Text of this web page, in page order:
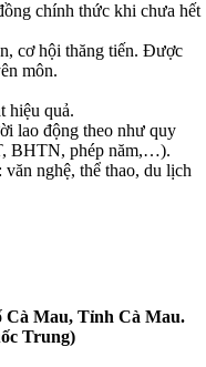
chính thức khi chưa hết
cơ hội thăng tiến. Được
môn.
hiệu quả.
lao động theo như quy
BHTN, phép năm,…).
nghệ, thể thao, du lịch
Cà Mau, Tỉnh Cà Mau.
Trung)